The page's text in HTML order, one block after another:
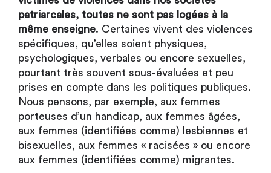
patriarcales, toutes ne sont pas logées à la
même enseigne. Certaines vivent des violences
spécifiques, qu’elles soient physiques,
psychologiques, verbales ou encore sexuelles,
pourtant très souvent sous-évaluées et peu
prises en compte dans les politiques publiques.
Nous pensons, par exemple, aux femmes
porteuses d’un handicap, aux femmes âgées,
aux femmes (identifiées comme) lesbiennes et
bisexuelles, aux femmes « racisées » ou encore
aux femmes (identifiées comme) migrantes.